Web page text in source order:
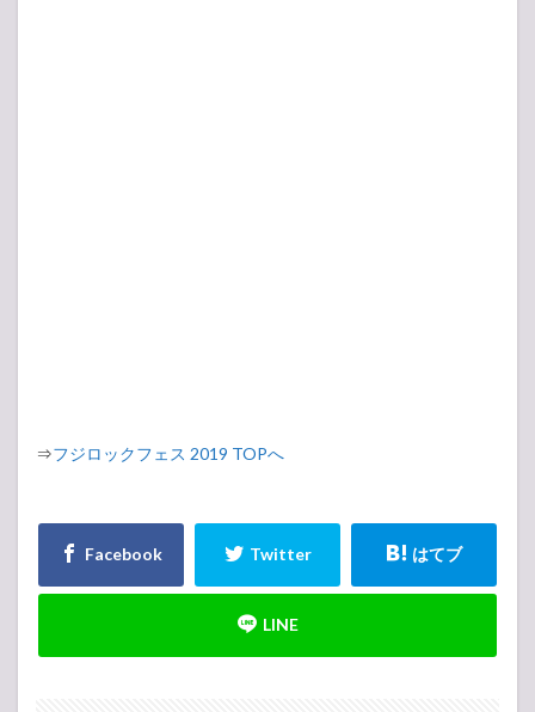
⇒フジロックフェス 2019 TOPへ